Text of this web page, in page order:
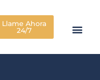
Llame Ahora
24/7